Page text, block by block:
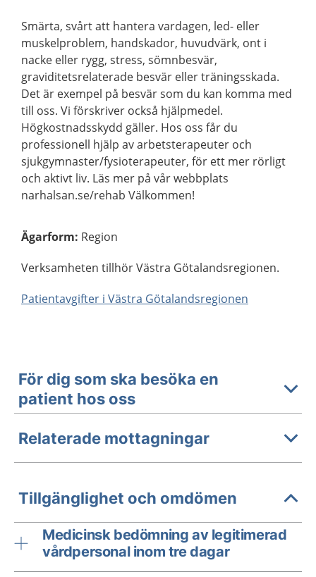
Smärta, svårt att hantera vardagen, led- eller
muskelproblem, handskador, huvudvärk, ont i
nacke eller rygg, stress, sömnbesvär,
graviditetsrelaterade besvär eller träningsskada.
Det är exempel på besvär som du kan komma med
till oss. Vi förskriver också hjälpmedel.
Högkostnadsskydd gäller. Hos oss får du
professionell hjälp av arbetsterapeuter och
sjukgymnaster/fysioterapeuter, för ett mer rörligt
och aktivt liv. Läs mer på vår webbplats
narhalsan.se/rehab Välkommen!
Ägarform: Region
Verksamheten tillhör Västra Götalandsregionen.
Patientavgifter i Västra Götalandsregionen
För dig som ska besöka en
patient hos oss
Relaterade mottagningar
Tillgänglighet och omdömen
Medicinsk bedömning av legitimerad
vårdpersonal inom tre dagar